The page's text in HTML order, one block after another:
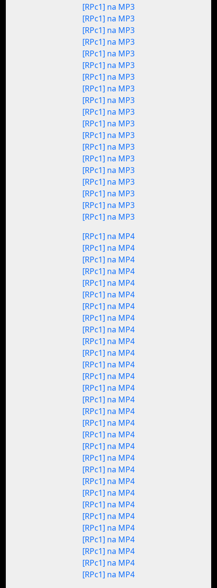
[RPc1] na MP3
[RPc1] na MP3
[RPc1] na MP3
[RPc1] na MP3
[RPc1] na MP3
[RPc1] na MP3
[RPc1] na MP3
[RPc1] na MP3
[RPc1] na MP3
[RPc1] na MP3
[RPc1] na MP3
[RPc1] na MP3
[RPc1] na MP3
[RPc1] na MP3
[RPc1] na MP3
[RPc1] na MP3
[RPc1] na MP3
[RPc1] na MP3
[RPc1] na MP3
[RPc1] na MP4
[RPc1] na MP4
[RPc1] na MP4
[RPc1] na MP4
[RPc1] na MP4
[RPc1] na MP4
[RPc1] na MP4
[RPc1] na MP4
[RPc1] na MP4
[RPc1] na MP4
[RPc1] na MP4
[RPc1] na MP4
[RPc1] na MP4
[RPc1] na MP4
[RPc1] na MP4
[RPc1] na MP4
[RPc1] na MP4
[RPc1] na MP4
[RPc1] na MP4
[RPc1] na MP4
[RPc1] na MP4
[RPc1] na MP4
[RPc1] na MP4
[RPc1] na MP4
[RPc1] na MP4
[RPc1] na MP4
[RPc1] na MP4
[RPc1] na MP4
[RPc1] na MP4
[RPc1] na MP4